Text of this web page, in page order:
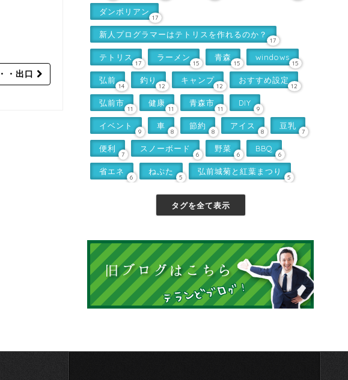
・出口
ダンボリアン
17
新人プログラマーはテトリスを作れるのか？
17
テトリス
17
ラーメン
15
青森
15
windows
15
弘前
14
釣り
12
キャンプ
12
おすすめ設定
12
弘前市
11
健康
11
青森市
11
DIY
9
イベント
9
車
8
節約
8
アイス
8
豆乳
7
便利
7
スノーボード
6
野菜
6
BBQ
6
省エネ
6
ねぷた
5
弘前城菊と紅葉まつり
5
タグを全て表示